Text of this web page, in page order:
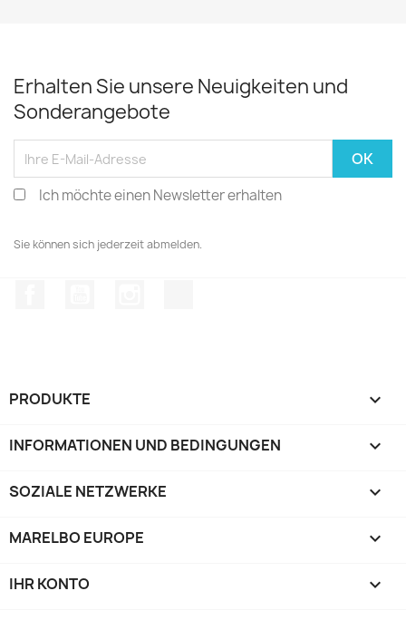
Erhalten Sie unsere Neuigkeiten und
Sonderangebote
Ich möchte einen Newsletter erhalten
Sie können sich jederzeit abmelden.
PRODUKTE 
INFORMATIONEN UND BEDINGUNGEN 
SOZIALE NETZWERKE 
MARELBO EUROPE 
IHR KONTO 